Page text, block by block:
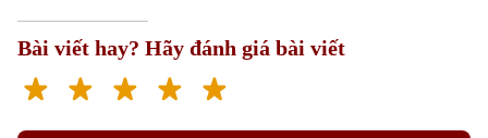
Bài viết hay? Hãy đánh giá bài viết